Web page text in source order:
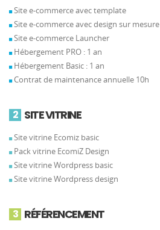
Site e-commerce avec template
Site e-commerce avec design sur mesure
Site e-commerce Launcher
Hébergement PRO : 1 an
Hébergement Basic : 1 an
Contrat de maintenance annuelle 10h
2 SITE VITRINE
Site vitrine Ecomiz basic
Pack vitrine EcomiZ Design
Site vitrine Wordpress basic
Site vitrine Wordpress design
3 RÉFÉRENCEMENT